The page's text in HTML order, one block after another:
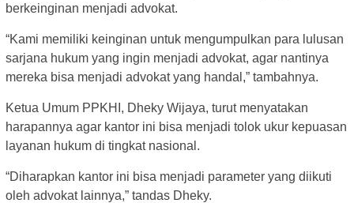
berkeinginan menjadi advokat.
“Kami memiliki keinginan untuk mengumpulkan para lulusan
sarjana hukum yang ingin menjadi advokat, agar nantinya
mereka bisa menjadi advokat yang handal,” tambahnya.
Ketua Umum PPKHI, Dheky Wijaya, turut menyatakan
harapannya agar kantor ini bisa menjadi tolok ukur kepuasan
layanan hukum di tingkat nasional.
“Diharapkan kantor ini bisa menjadi parameter yang diikuti
oleh advokat lainnya,” tandas Dheky.